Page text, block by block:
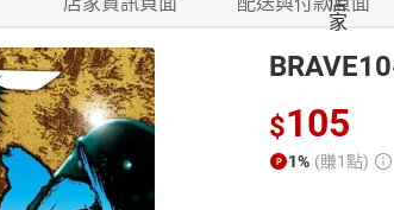
$105
1% (賺1點)